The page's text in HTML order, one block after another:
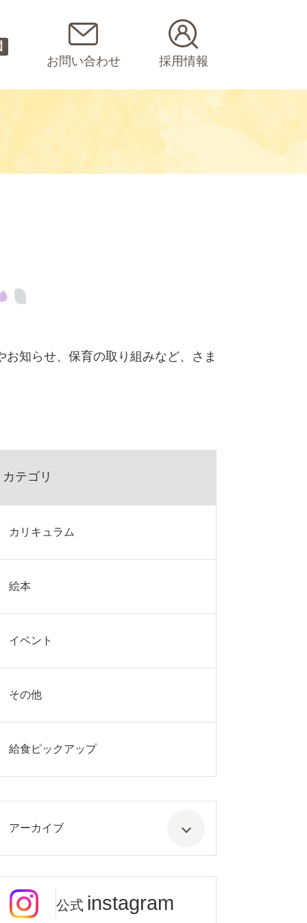
お問い合わせ 採用情報
知らせ、保育の取り組みなど、さま
カテゴリ
カリキュラム
絵本
イベント
その他
給食ピックアップ
アーカイブ
公式 instagram